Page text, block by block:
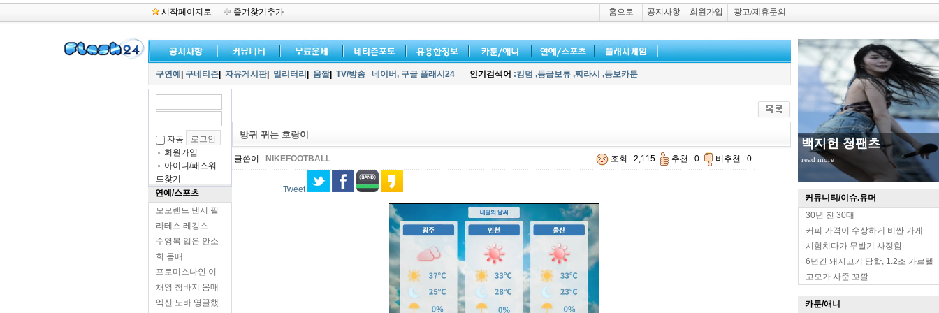
시작페이지로 즐겨찾기추가 홈으로 공지사항 회원가입 광고/제휴문의
백지헌 청팬츠
read more
커뮤니티/이슈.유머
30년 전 30대
커피 가격이 수상하게 비싼 가게
시험치다가 무발기 사정함
6년간 돼지고기 담합, 1.2조 카르텔
고모가 사준 꼬깔
카툰/애니
구연예 구네티즌 자유게시판| 밀리터리 움짤| TV/방송 네이버, 구글 플래시24 인기검색어 :킹덤 ,등급보류 ,찌라시 ,등보카툰
자동
회원가입
아이디/패스워
드찾기
연예/스포츠
모모랜드 낸시 필
라테스 레깅스
수영복 입은 안소
희 몸매
프로미스나인 이
채영 청바지 몸매
엑신 노바 영끌했
방귀 뀌는 호랑이
글쓴이 : NIKEFOOTBALL 조회 : 2,115 추천 : 0 비추천 : 0
Tweet